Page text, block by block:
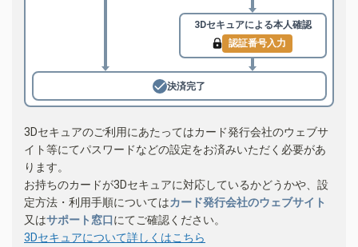
3Dセキュアによる本人確認
認証番号入力
決済完了
3Dセキュアのご利用にあたってはカード発行会社のウェブサ
イト等にてパスワードなどの設定をお済みいただく必要があ
ります。
お持ちのカードが3Dセキュアに対応しているかどうかや、設
定方法・利用手順についてはカード発行会社のウェブサイト
又はサポート窓口にてご確認ください。
3Dセキュアについて詳しくはこちら